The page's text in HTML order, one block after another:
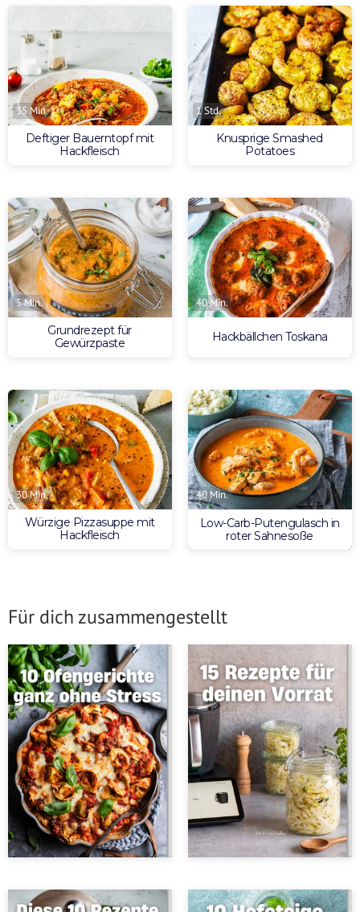
35 Min.
Deftiger Bauerntopf mit
Hackfleisch
1 Std.
Knusprige Smashed
Potatoes
5 Min.
Grundrezept für
Gewürzpaste
40 Min.
Hackbällchen Toskana
30 Min.
Würzige Pizzasuppe mit
Hackfleisch
40 Min.
Low-Carb-Putengulasch in
roter Sahnesoße
Für dich zusammengestellt